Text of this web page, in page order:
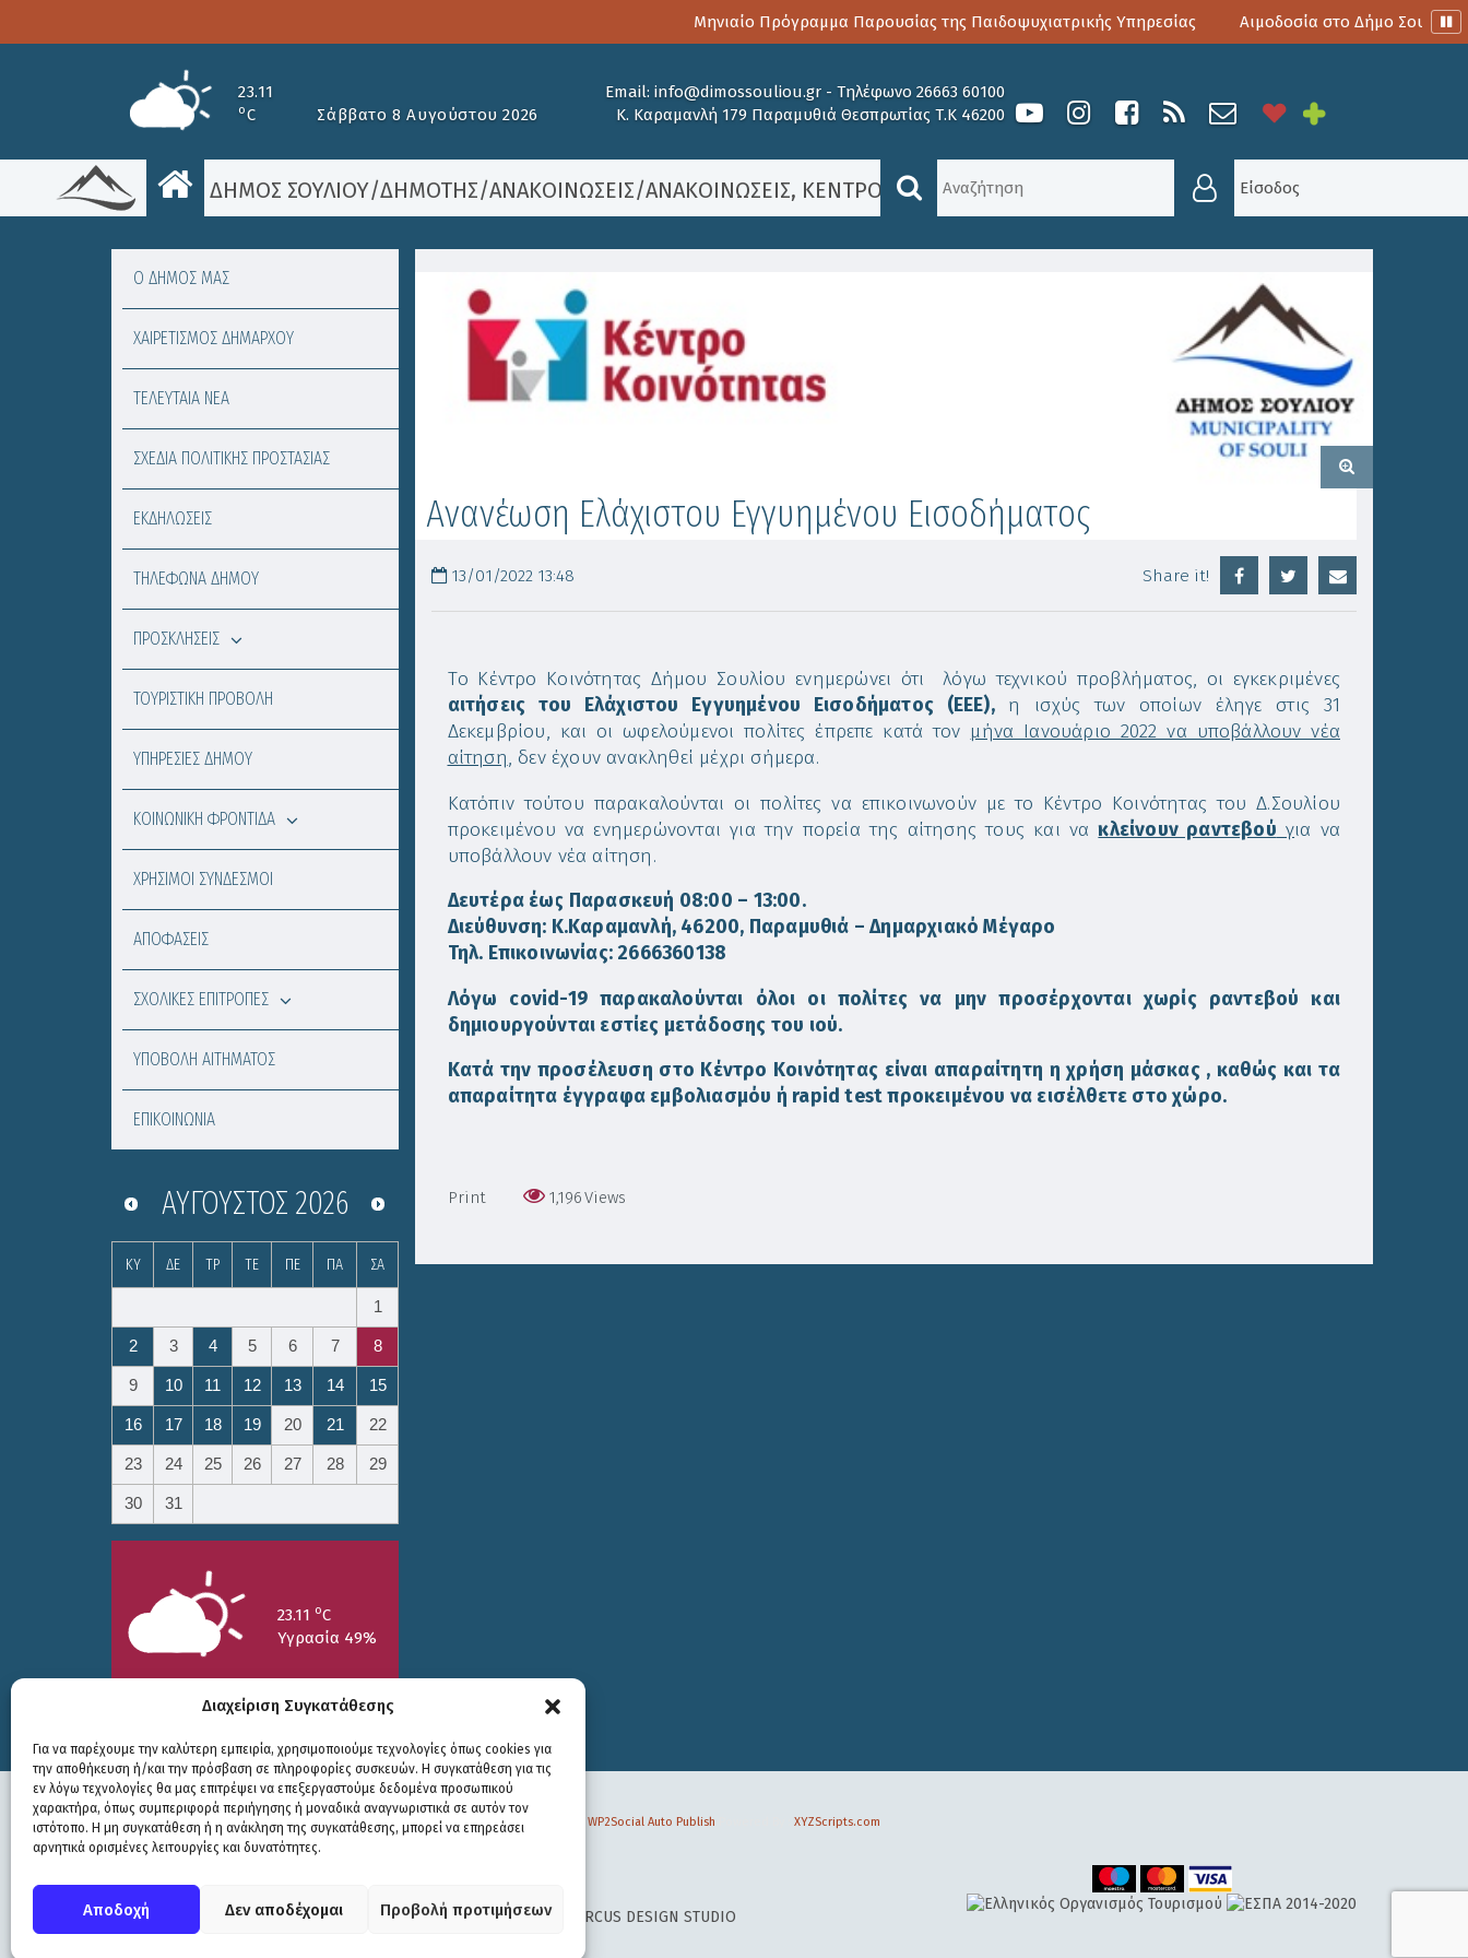
Διαχείριση Συγκατάθεσης
Για να παρέχουμε την καλύτερη εμπειρία, χρησιμοποιούμε τεχνολογίες όπως cookies για
την αποθήκευση ή/και την πρόσβαση σε πληροφορίες συσκευών. Η συγκατάθεση για τις
εν λόγω τεχνολογίες θα μας επιτρέψει να επεξεργαστούμε δεδομένα προσωπικού
χαρακτήρα, όπως συμπεριφορά περιήγησης ή μοναδικά αναγνωριστικά σε αυτόν τον
ιστότοπο. Η μη συγκατάθεση ή η ανάκληση της συγκατάθεσης, μπορεί να επηρεάσει
αρνητικά ορισμένες λειτουργίες και δυνατότητες.
Αποδοχή Δεν αποδέχομαι Προβολή προτιμήσεων
Μηνιαίο Πρόγραμμα Παρουσίας της Παιδοψυχιατρικής Υπηρεσίας Αιμοδοσία στο Δήμο Σουλίου
23.11
oC Σάββατο 8 Αυγούστου 2026
Email: info@dimossouliou.gr - Τηλέφωνο 26663 60100
Κ. Καραμανλή 179 Παραμυθιά Θεσπρωτίας Τ.Κ 46200
ΔΗΜΟΣ ΣΟΥΛΙΟΥ/ΔΗΜΟΤΗΣ/ΑΝΑΚΟΙΝΏΣΕΙΣ/ΑΝΑΚΟΙΝΏΣΕΙΣ, ΚΕΝΤΡΟ ΚΟΙΝΟΤΗΤΑΣ, ΑΝΑΝΈΩΣΗ ΕΛΆΧΙΣΤΟΥ ΕΓΓΥΗΜΈΝΟΥ
Είσοδος
Ανανέωση Ελάχιστου Εγγυημένου Εισοδήματος
13/01/2022 13:48 Share it!
Tο Κέντρο Κοινότητας Δήμου Σουλίου ενημερώνει ότι λόγω τεχνικού προβλήματος, οι εγκεκριμένες
αιτήσεις του Ελάχιστου Εγγυημένου Εισοδήματος (ΕΕΕ),η ισχύς των οποίων έληγε στις 31
Δεκεμβρίου, και οι ωφελούμενοι πολίτες έπρεπε κατά τον μήνα Ιανουάριο 2022 να υποβάλλουν νέα
αίτηση, δεν έχουν ανακληθεί μέχρι σήμερα.
Κατόπιν τούτου παρακαλούνται οι πολίτες να επικοινωνούν με το Κέντρο Κοινότητας του Δ.Σουλίου
προκειμένου να ενημερώνονται για την πορεία της αίτησης τους και νακλείνουν ραντεβού για να
υποβάλλουν νέα αίτηση.
Δευτέρα έως Παρασκευή 08:00 – 13:00.
Διεύθυνση: Κ.Καραμανλή, 46200, Παραμυθιά – Δημαρχιακό Μέγαρο
Τηλ. Επικοινωνίας: 2666360138
Λόγω covid-19 παρακαλούνται όλοι οι πολίτες να μην προσέρχονται χωρίς ραντεβού και
δημιουργούνται εστίες μετάδοσης του ιού.
Κατά την προσέλευση στο Κέντρο Κοινότητας είναι απαραίτητη η χρήση μάσκας , καθώς και τα
απαραίτητα έγγραφα εμβολιασμόυ ή rapid test προκειμένου να εισέλθετε στο χώρο.
Print 1,196Views
Ο ΔΗΜΟΣ ΜΑΣ
ΧΑΙΡΕΤΙΣΜΟΣ ΔΗΜΑΡΧΟΥ
ΤΕΛΕΥΤΑΙΑ ΝΕΑ
ΣΧΕΔΙΑ ΠΟΛΙΤΙΚΗΣ ΠΡΟΣΤΑΣΙΑΣ
ΕΚΔΗΛΩΣΕΙΣ
ΤΗΛΕΦΩΝΑ ΔΗΜΟΥ
ΠΡΟΣΚΛΗΣΕΙΣ
ΤΟΥΡΙΣΤΙΚΗ ΠΡΟΒΟΛΗ
ΥΠΗΡΕΣΙΕΣ ΔΗΜΟΥ
ΚΟΙΝΩΝΙΚΗ ΦΡΟΝΤΙΔΑ
ΧΡΗΣΙΜΟΙ ΣΥΝΔΕΣΜΟΙ
ΑΠΟΦΑΣΕΙΣ
ΣΧΟΛΙΚΕΣ ΕΠΙΤΡΟΠΕΣ
ΥΠΟΒΟΛΗ ΑΙΤΗΜΑΤΟΣ
ΕΠΙΚΟΙΝΩΝΙΑ
ΑΎΓΟΥΣΤΟΣ 2026
ΚΥ ΔΕ ΤΡ ΤΕ ΠΕ ΠΑ ΣΑ
1
2 3 4 5 6 7 8
9 10 11 12 13 14 15
16 17 18 19 20 21 22
23 24 25 26 27 28 29
30 31
23.11 oC
Υγρασία 49%
25/7
15.73oC
26/7
17.99oC
27/7
20.94oC
© COPYRIGHT ΔΗΜΟΣ ΣΟΥΛΙΟΥ 2026
WEB DEVELOPMENT BYΕΓΚΡΙΤΟΣ GROUP| GRAPHICS DESIGN BY CIRCUS DESIGN STUDIO
WP2Social Auto Publish XYZScripts.com